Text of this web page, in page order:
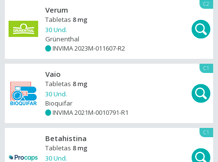
C2
Verum
Tabletas 8 mg
30 Und.
Grünenthal
INVIMA 2023M-011607-R2
C1
Vaio
Tabletas 8 mg
30 Und.
Bioquifar
INVIMA 2021M-0010791-R1
C1
Betahistina
Tabletas 8 mg
30 Und.